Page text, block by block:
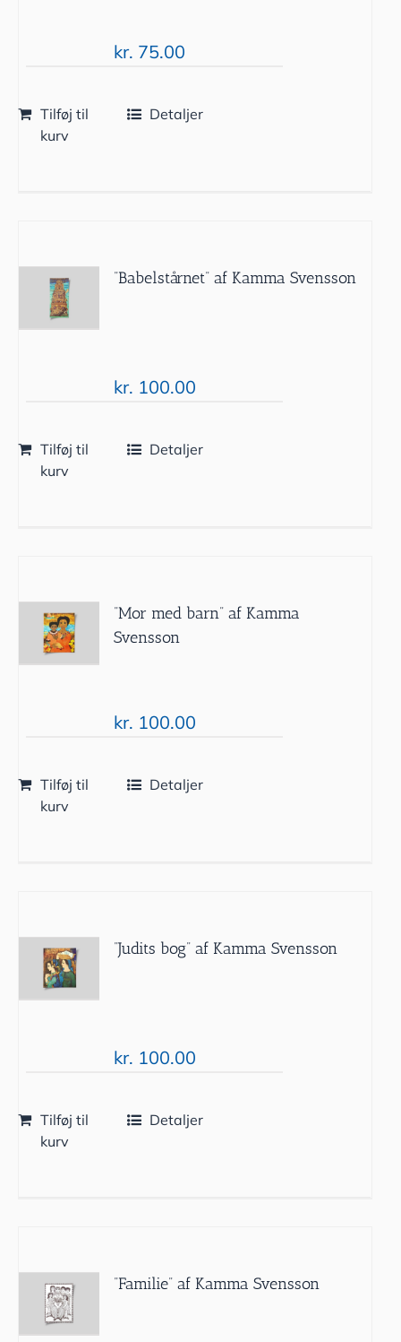
kr. 75.00
Tilføj til
kurv
Detaljer
”Babelstårnet” af Kamma Svensson
kr. 100.00
Tilføj til
kurv
Detaljer
”Mor med barn” af Kamma
Svensson
kr. 100.00
Tilføj til
kurv
Detaljer
”Judits bog” af Kamma Svensson
kr. 100.00
Tilføj til
kurv
Detaljer
”Familie” af Kamma Svensson